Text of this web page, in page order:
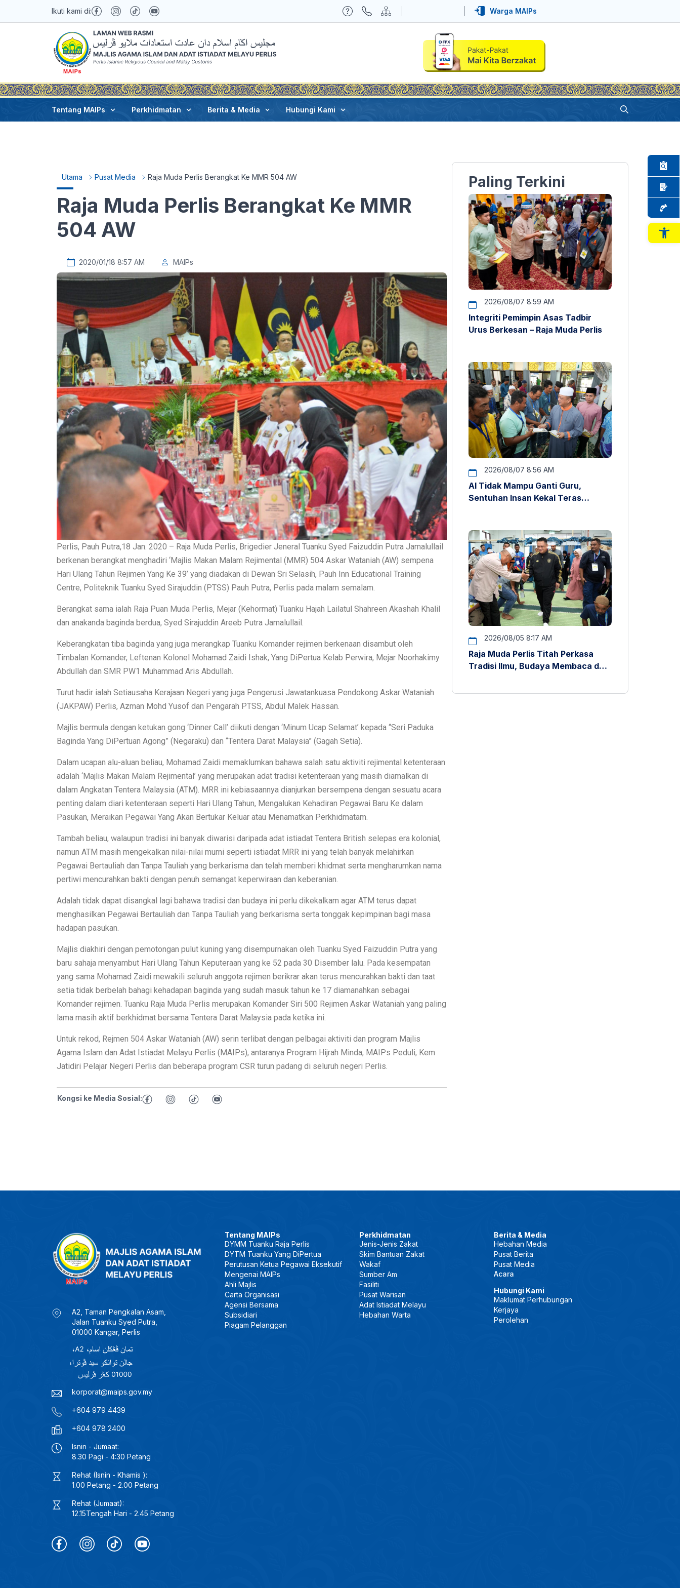
Ikuti kami di: Warga MAIPs
Tentang MAIPs Perkhidmatan Berita & Media Hubungi Kami
Utama Pusat Media Raja Muda Perlis Berangkat Ke MMR 504 AW
Raja Muda Perlis Berangkat Ke MMR
504 AW
2020/01/18 8:57 AM MAIPs
Perlis, Pauh Putra,18 Jan. 2020 – Raja Muda Perlis, Brigedier Jeneral Tuanku Syed Faizuddin Putra Jamalullail
berkenan berangkat menghadiri ‘Majlis Makan Malam Rejimental (MMR) 504 Askar Wataniah (AW) sempena
Hari Ulang Tahun Rejimen Yang Ke 39’ yang diadakan di Dewan Sri Selasih, Pauh Inn Educational Training
Centre, Politeknik Tuanku Syed Sirajuddin (PTSS) Pauh Putra, Perlis pada malam semalam.
Berangkat sama ialah Raja Puan Muda Perlis, Mejar (Kehormat) Tuanku Hajah Lailatul Shahreen Akashah Khalil
dan anakanda baginda berdua, Syed Sirajuddin Areeb Putra Jamalullail.
Keberangkatan tiba baginda yang juga merangkap Tuanku Komander rejimen berkenaan disambut oleh
Timbalan Komander, Leftenan Kolonel Mohamad Zaidi Ishak, Yang DiPertua Kelab Perwira, Mejar Noorhakimy
Abdullah dan SMR PW1 Muhammad Aris Abdullah.
Turut hadir ialah Setiausaha Kerajaan Negeri yang juga Pengerusi Jawatankuasa Pendokong Askar Wataniah
(JAKPAW) Perlis, Azman Mohd Yusof dan Pengarah PTSS, Abdul Malek Hassan.
Majlis bermula dengan ketukan gong ‘Dinner Call’ diikuti dengan ‘Minum Ucap Selamat’ kepada “Seri Paduka
Baginda Yang DiPertuan Agong” (Negaraku) dan “Tentera Darat Malaysia” (Gagah Setia).
Dalam ucapan alu-aluan beliau, Mohamad Zaidi memaklumkan bahawa salah satu aktiviti rejimental ketenteraan
adalah ‘Majlis Makan Malam Rejimental’ yang merupakan adat tradisi ketenteraan yang masih diamalkan di
dalam Angkatan Tentera Malaysia (ATM). MRR ini kebiasaannya dianjurkan bersempena dengan sesuatu acara
penting dalam diari ketenteraan seperti Hari Ulang Tahun, Mengalukan Kehadiran Pegawai Baru Ke dalam
Pasukan, Meraikan Pegawai Yang Akan Bertukar Keluar atau Menamatkan Perkhidmatam.
Tambah beliau, walaupun tradisi ini banyak diwarisi daripada adat istiadat Tentera British selepas era kolonial,
namun ATM masih mengekalkan nilai-nilai murni seperti istiadat MRR ini yang telah banyak melahirkan
Pegawai Bertauliah dan Tanpa Tauliah yang berkarisma dan telah memberi khidmat serta mengharumkan nama
pertiwi mencurahkan bakti dengan penuh semangat keperwiraan dan keberanian.
Adalah tidak dapat disangkal lagi bahawa tradisi dan budaya ini perlu dikekalkam agar ATM terus dapat
menghasilkan Pegawai Bertauliah dan Tanpa Tauliah yang berkarisma serta tonggak kepimpinan bagi masa
hadapan pasukan.
Majlis diakhiri dengan pemotongan pulut kuning yang disempurnakan oleh Tuanku Syed Faizuddin Putra yang
baru sahaja menyambut Hari Ulang Tahun Keputeraan yang ke 52 pada 30 Disember lalu. Pada kesempatan
yang sama Mohamad Zaidi mewakili seluruh anggota rejimen berikrar akan terus mencurahkan bakti dan taat
setia tidak berbelah bahagi kehadapan baginda yang sudah masuk tahun ke 17 diamanahkan sebagai
Komander rejimen. Tuanku Raja Muda Perlis merupakan Komander Siri 500 Rejimen Askar Wataniah yang paling
lama masih aktif berkhidmat bersama Tentera Darat Malaysia pada ketika ini.
Untuk rekod, Rejmen 504 Askar Wataniah (AW) serin terlibat dengan pelbagai aktiviti dan program Majlis
Agama Islam dan Adat Istiadat Melayu Perlis (MAIPs), antaranya Program Hijrah Minda, MAIPs Peduli, Kem
Jatidiri Pelajar Negeri Perlis dan beberapa program CSR turun padang di seluruh negeri Perlis.
Kongsi ke Media Sosial:
Paling Terkini
2026/08/07 8:59 AM
Integriti Pemimpin Asas Tadbir
Urus Berkesan – Raja Muda Perlis
2026/08/07 8:56 AM
AI Tidak Mampu Ganti Guru,
Sentuhan Insan Kekal Teras
2026/08/05 8:17 AM
Raja Muda Perlis Titah Perkasa
Tradisi Ilmu, Budaya Membaca dan
A2, Taman Pengkalan Asam,
Jalan Tuanku Syed Putra,
01000 Kangar, Perlis
korporat@maips.gov.my
+604 979 4439
+604 978 2400
Isnin - Jumaat:
8.30 Pagi - 4:30 Petang
Rehat (Isnin - Khamis ):
1.00 Petang - 2.00 Petang
Rehat (Jumaat):
12.15Tengah Hari - 2.45 Petang
Tentang MAIPs
DYMM Tuanku Raja Perlis
DYTM Tuanku Yang DiPertua
Perutusan Ketua Pegawai Eksekutif
Mengenai MAIPs
Ahli Majlis
Carta Organisasi
Agensi Bersama
Subsidiari
Piagam Pelanggan
Perkhidmatan
Jenis-Jenis Zakat
Skim Bantuan Zakat
Wakaf
Sumber Am
Fasiliti
Pusat Warisan
Adat Istiadat Melayu
Hebahan Warta
Berita & Media
Hebahan Media
Pusat Berita
Pusat Media
Acara
Hubungi Kami
Maklumat Perhubungan
Kerjaya
Perolehan